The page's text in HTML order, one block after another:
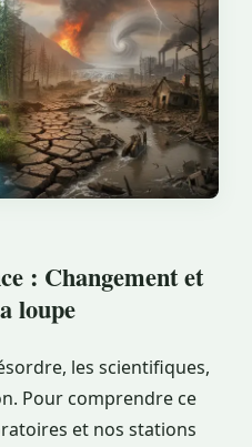
: Changement et
loupe
les scientifiques,
Pour comprendre ce
et nos stations